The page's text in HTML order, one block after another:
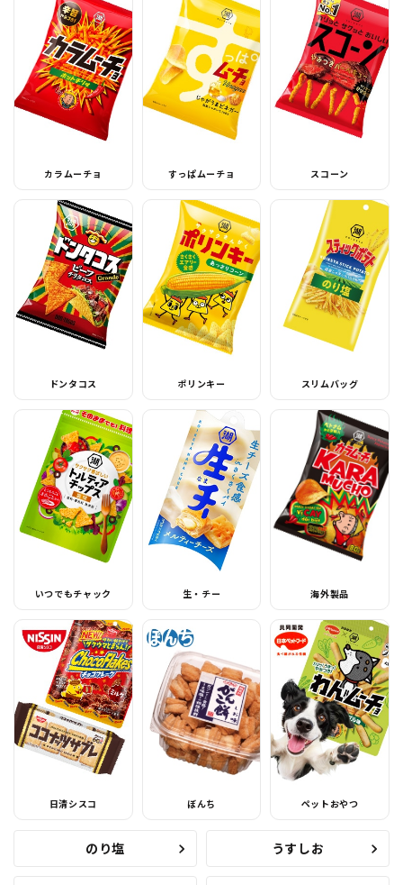
カラムーチョ すっぱムーチョ スコーン
ドンタコス ポリンキー スリムバッグ
いつでもチャック 生・チー 海外製品
日清シスコ ぼんち ペットおやつ
のり塩 うすしお